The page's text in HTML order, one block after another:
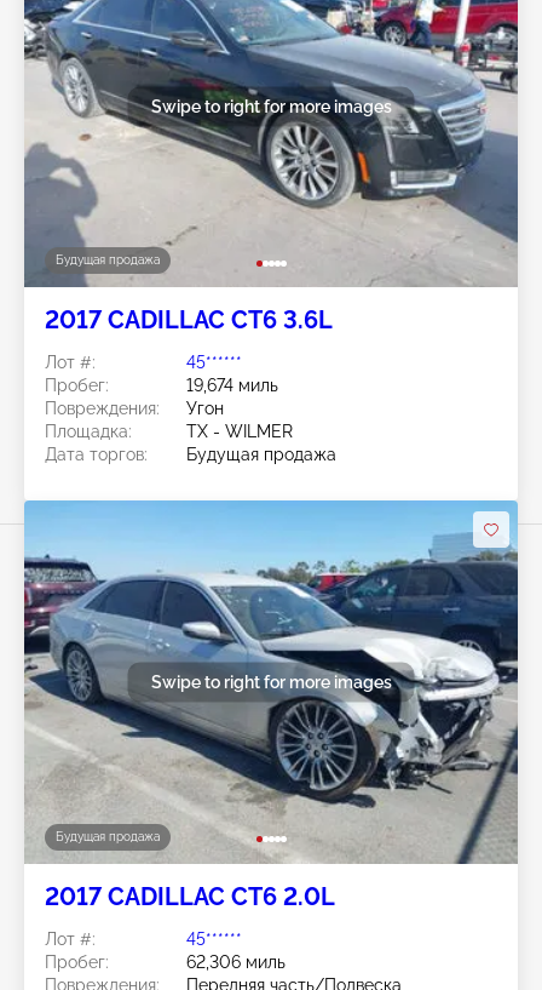
Будущая продажа
Swipe to right for more images
2017 CADILLAC CT6 3.6L
Лот #:
45******
Пробег:
19,674 миль
Повреждения:
Угон
Площадка:
TX - WILMER
Дата торгов:
Будущая продажа
Будущая продажа
Swipe to right for more images
2017 CADILLAC CT6 2.0L
Лот #:
45******
Пробег:
62,306 миль
Повреждения:
Передняя часть/Подвеска